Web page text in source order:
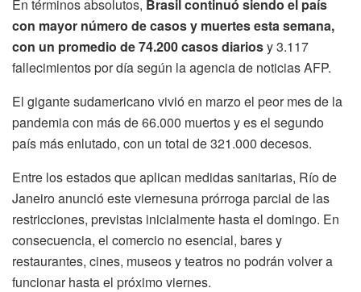
En términos absolutos, Brasil continuó siendo el país
con mayor número de casos y muertes esta semana,
con un promedio de 74.200 casos diariosy 3.117
fallecimientos por día según la agencia de noticias AFP.
El gigante sudamericano vivió en marzo el peor mes de la
pandemia con más de 66.000 muertos y es el segundo
país más enlutado, con un total de 321.000 decesos.
Entre los estados que aplican medidas sanitarias, Río de
Janeiro anunció este viernesuna prórroga parcial de las
restricciones, previstas inicialmente hasta el domingo. En
consecuencia, el comercio no esencial, bares y
restaurantes, cines, museos y teatros no podrán volver a
funcionar hasta el próximo viernes.